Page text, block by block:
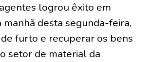
logrou êxito em
manhã desta segunda-feira,
furto e recuperar os bens
setor de material da